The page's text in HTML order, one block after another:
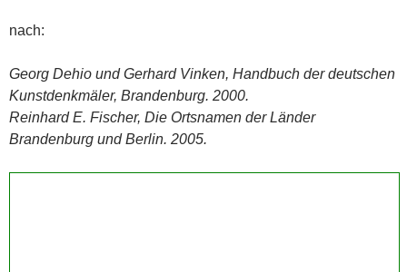
nach:
Georg Dehio und Gerhard Vinken, Handbuch der deutschen
Kunstdenkmäler, Brandenburg. 2000.
Reinhard E. Fischer, Die Ortsnamen der Länder
Brandenburg und Berlin. 2005.